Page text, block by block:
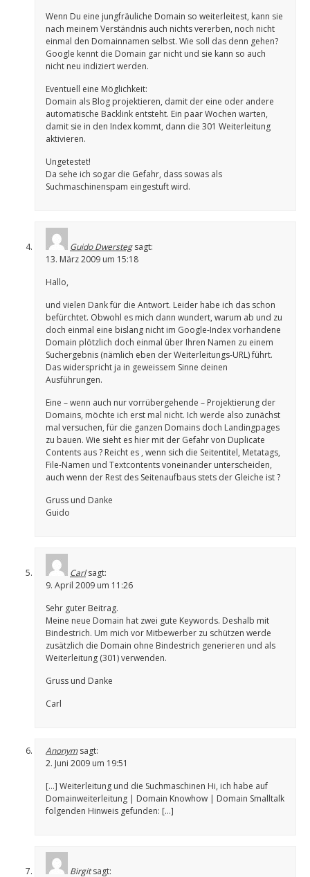
Wenn Du eine jungfräuliche Domain so weiterleitest, kann sie
nach meinem Verständnis auch nichts vererben, noch nicht
einmal den Domainnamen selbst. Wie soll das denn gehen?
Google kennt die Domain gar nicht und sie kann so auch
nicht neu indiziert werden.
Eventuell eine Möglichkeit:
Domain als Blog projektieren, damit der eine oder andere
automatische Backlink entsteht. Ein paar Wochen warten,
damit sie in den Index kommt, dann die 301 Weiterleitung
aktivieren.
Ungetestet!
Da sehe ich sogar die Gefahr, dass sowas als
Suchmaschinenspam eingestuft wird.
Guido Dwersteg sagt:
13. März 2009 um 15:18
Hallo,
und vielen Dank für die Antwort. Leider habe ich das schon
befürchtet. Obwohl es mich dann wundert, warum ab und zu
doch einmal eine bislang nicht im Google-Index vorhandene
Domain plötzlich doch einmal über Ihren Namen zu einem
Suchergebnis (nämlich eben der Weiterleitungs-URL) führt.
Das widerspricht ja in geweissem Sinne deinen
Ausführungen.
Eine – wenn auch nur vorrübergehende – Projektierung der
Domains, möchte ich erst mal nicht. Ich werde also zunächst
mal versuchen, für die ganzen Domains doch Landingpages
zu bauen. Wie sieht es hier mit der Gefahr von Duplicate
Contents aus ? Reicht es , wenn sich die Seitentitel, Metatags,
File-Namen und Textcontents voneinander unterscheiden,
auch wenn der Rest des Seitenaufbaus stets der Gleiche ist ?
Gruss und Danke
Guido
Carl sagt:
9. April 2009 um 11:26
Sehr guter Beitrag.
Meine neue Domain hat zwei gute Keywords. Deshalb mit
Bindestrich. Um mich vor Mitbewerber zu schützen werde
zusätzlich die Domain ohne Bindestrich generieren und als
Weiterleitung (301) verwenden.
Gruss und Danke
Carl
Anonym sagt:
2. Juni 2009 um 19:51
[…] Weiterleitung und die Suchmaschinen Hi, ich habe auf
Domainweiterleitung | Domain Knowhow | Domain Smalltalk
folgenden Hinweis gefunden: […]
Birgit sagt: